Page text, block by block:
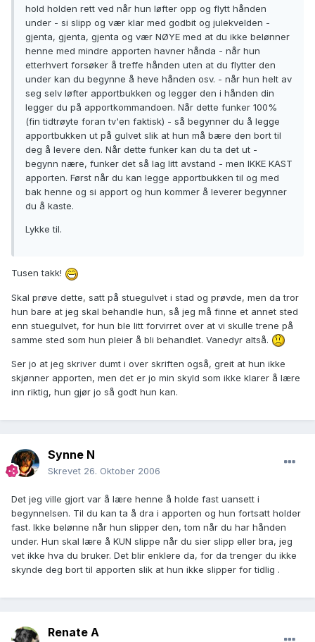
hold holden rett ved når hun løfter opp og flytt hånden
under - si slipp og vær klar med godbit og julekvelden -
gjenta, gjenta, gjenta og vær NØYE med at du ikke belønner
henne med mindre apporten havner hånda - når hun
etterhvert forsøker å treffe hånden uten at du flytter den
under kan du begynne å heve hånden osv. - når hun helt av
seg selv løfter apportbukken og legger den i hånden din
legger du på apportkommandoen. Når dette funker 100%
(fin tidtrøyte foran tv'en faktisk) - så begynner du å legge
apportbukken ut på gulvet slik at hun må bære den bort til
deg å levere den. Når dette funker kan du ta det ut -
begynn nære, funker det så lag litt avstand - men IKKE KAST
apporten. Først når du kan legge apportbukken til og med
bak henne og si apport og hun kommer å leverer begynner
du å kaste.
Lykke til.
Tusen takk!
Skal prøve dette, satt på stuegulvet i stad og prøvde, men da tror
hun bare at jeg skal behandle hun, så jeg må finne et annet sted
enn stuegulvet, for hun ble litt forvirret over at vi skulle trene på
samme sted som hun pleier å bli behandlet. Vanedyr altså.
Ser jo at jeg skriver dumt i over skriften også, greit at hun ikke
skjønner apporten, men det er jo min skyld som ikke klarer å lære
inn riktig, hun gjør jo så godt hun kan.
Synne N
Skrevet 26. Oktober 2006
Det jeg ville gjort var å lære henne å holde fast uansett i
begynnelsen. Til du kan ta å dra i apporten og hun fortsatt holder
fast. Ikke belønne når hun slipper den, tom når du har hånden
under. Hun skal lære å KUN slippe når du sier slipp eller bra, jeg
vet ikke hva du bruker. Det blir enklere da, for da trenger du ikke
skynde deg bort til apporten slik at hun ikke slipper for tidlig .
Renate A